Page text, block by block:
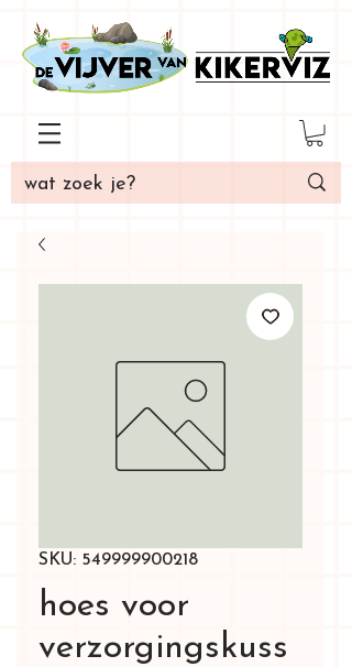
SKU: 549999900218
hoes voor
verzorgingskuss